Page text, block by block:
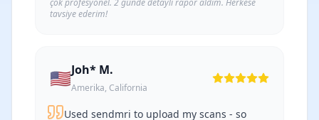
çok profesyonel. 2 günde detaylı rapor aldım. Herkese
tavsiye ederim!
🇺🇸Joh* M.
Amerika, California
Used sendmri to upload my scans - so